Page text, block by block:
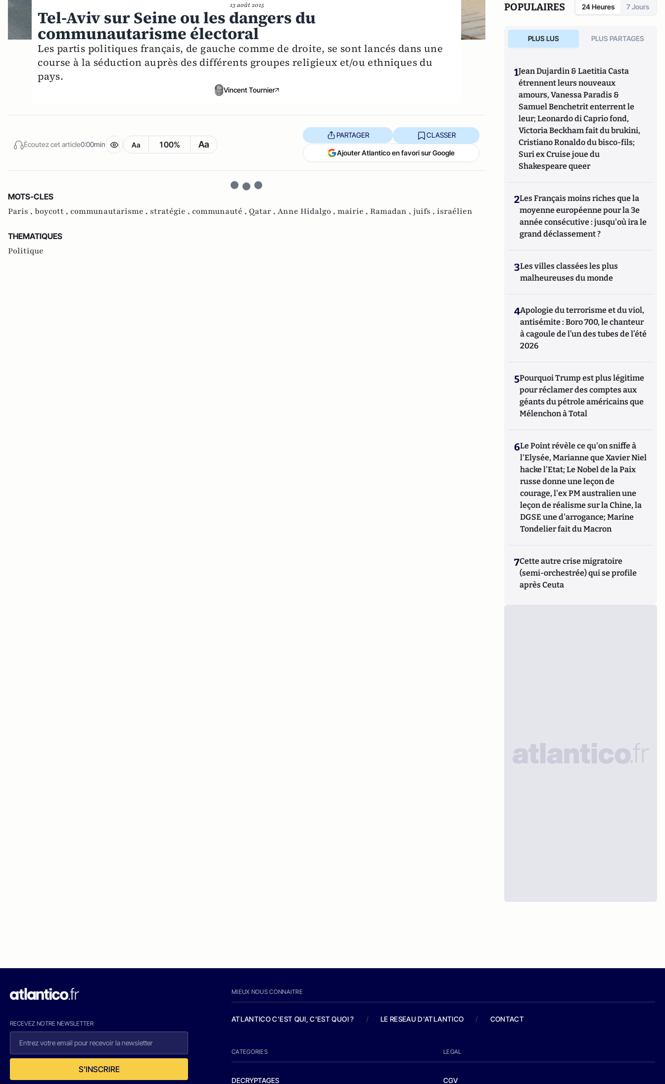
13 août 2015
Tel-Aviv sur Seine ou les dangers du
communautarisme électoral
Les partis politiques français, de gauche comme de droite, se sont lancés dans une
course à la séduction auprès des différents groupes religieux et/ou ethniques du
pays.
Vincent Tournier
Écoutez cet article0:00min Aa 100% Aa
PARTAGER CLASSER
Ajouter Atlantico en favori sur Google
MOTS-CLES
Paris , boycott , communautarisme , stratégie , communauté , Qatar , Anne Hidalgo , mairie , Ramadan , juifs , israélien
THEMATIQUES
Politique
POPULAIRES 24 Heures 7 Jours
PLUS LUS PLUS PARTAGES
1Jean Dujardin & Laetitia Casta
étrennent leurs nouveaux
amours, Vanessa Paradis &
Samuel Benchetrit enterrent le
leur; Leonardo di Caprio fond,
Victoria Beckham fait du brukini,
Cristiano Ronaldo du bisco-fils;
Suri ex Cruise joue du
Shakespeare queer
2Les Français moins riches que la
moyenne européenne pour la 3e
année consécutive : jusqu'où ira le
grand déclassement ?
3Les villes classées les plus
malheureuses du monde
4Apologie du terrorisme et du viol,
antisémite : Boro 700, le chanteur
à cagoule de l’un des tubes de l’été
2026
5Pourquoi Trump est plus légitime
pour réclamer des comptes aux
géants du pétrole américains que
Mélenchon à Total
6Le Point révèle ce qu'on sniffe à
l'Elysée, Marianne que Xavier Niel
hacke l'Etat; Le Nobel de la Paix
russe donne une leçon de
courage, l'ex PM australien une
leçon de réalisme sur la Chine, la
DGSE une d'arrogance; Marine
Tondelier fait du Macron
7Cette autre crise migratoire
(semi-orchestrée) qui se profile
après Ceuta
RECEVEZ NOTRE NEWSLETTER
S'INSCRIRE
MIEUX NOUS CONNAITRE
ATLANTICO C'EST QUI, C'EST QUOI ? / LE RESEAU D'ATLANTICO / CONTACT
CATEGORIES
DECRYPTAGES
LEGAL
CGV